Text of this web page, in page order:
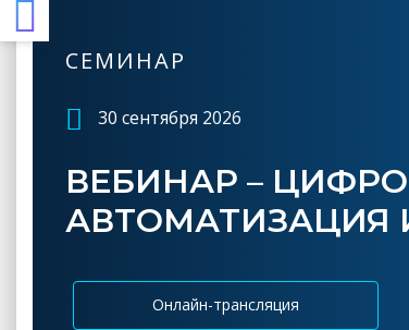
СЕМИНАР
30 сентября 2026
ВЕБИНАР –
АВТОМАТИЗАЦИЯ
Онлайн-трансляция